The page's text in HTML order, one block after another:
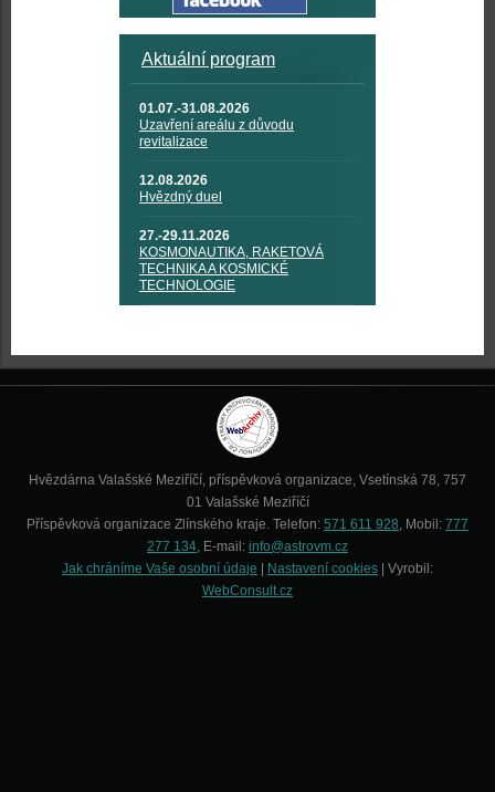
Aktuální program
01.07.-31.08.2026
Uzavření areálu z důvodu
revitalizace
12.08.2026
Hvězdný duel
27.-29.11.2026
KOSMONAUTIKA, RAKETOVÁ
TECHNIKA A KOSMICKÉ
TECHNOLOGIE
Hvězdárna Valašské Meziříčí, příspěvková organizace, Vsetínská 78, 757
01 Valašské Meziříčí
Příspěvková organizace Zlínského kraje. Telefon: 571 611 928, Mobil: 777
277 134, E-mail: info@astrovm.cz
Jak chráníme Vaše osobní údaje
Nastavení cookies | Vyrobil:
WebConsult.cz